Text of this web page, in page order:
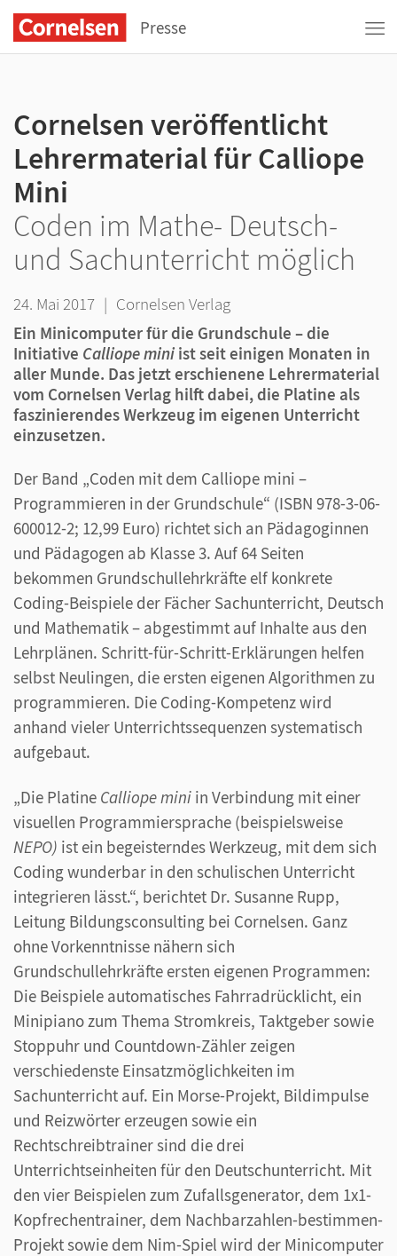
Presse
Cornelsen veröffentlicht
Lehrermaterial für Calliope
Mini
Coden im Mathe- Deutsch-
und Sachunterricht möglich
24. Mai 2017 | Cornelsen Verlag
Ein Minicomputer für die Grundschule – die
Initiative Calliope mini ist seit einigen Monaten in
aller Munde. Das jetzt erschienene Lehrermaterial
vom Cornelsen Verlag hilft dabei, die Platine als
faszinierendes Werkzeug im eigenen Unterricht
einzusetzen.
Der Band „Coden mit dem Calliope mini –
Programmieren in der Grundschule“ (ISBN 978-3-06-
600012-2; 12,99 Euro) richtet sich an Pädagoginnen
und Pädagogen ab Klasse 3. Auf 64 Seiten
bekommen Grundschullehrkräfte elf konkrete
Coding-Beispiele der Fächer Sachunterricht, Deutsch
und Mathematik – abgestimmt auf Inhalte aus den
Lehrplänen. Schritt-für-Schritt-Erklärungen helfen
selbst Neulingen, die ersten eigenen Algorithmen zu
programmieren. Die Coding-Kompetenz wird
anhand vieler Unterrichtssequenzen systematisch
aufgebaut.
„Die Platine Calliope mini in Verbindung mit einer
visuellen Programmiersprache (beispielsweise
NEPO) ist ein begeisterndes Werkzeug, mit dem sich
Coding wunderbar in den schulischen Unterricht
integrieren lässt.“, berichtet Dr. Susanne Rupp,
Leitung Bildungsconsulting bei Cornelsen. Ganz
ohne Vorkenntnisse nähern sich
Grundschullehrkräfte ersten eigenen Programmen:
Die Beispiele automatisches Fahrradrücklicht, ein
Minipiano zum Thema Stromkreis, Taktgeber sowie
Stoppuhr und Countdown-Zähler zeigen
verschiedenste Einsatzmöglichkeiten im
Sachunterricht auf. Ein Morse-Projekt, Bildimpulse
und Reizwörter erzeugen sowie ein
Rechtschreibtrainer sind die drei
Unterrichtseinheiten für den Deutschunterricht. Mit
den vier Beispielen zum Zufallsgenerator, dem 1x1-
Kopfrechentrainer, dem Nachbarzahlen-bestimmen-
Projekt sowie dem Nim-Spiel wird der Minicomputer